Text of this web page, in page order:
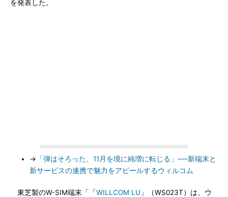
を発表した。
→ 「弾はそろった、11月を境に純増に転じる」──新端末と
新サービスの連携で魅力をアピールするウィルコム
東芝製のW-SIM端末「「WILLCOM LU 」（WS023T）は、ウ